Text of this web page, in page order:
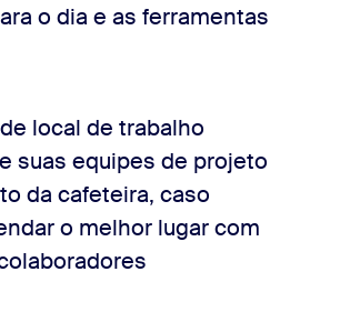
o dia e as ferramentas
local de trabalho
suas equipes de projeto
da cafeteira, caso
o melhor lugar com